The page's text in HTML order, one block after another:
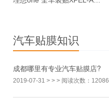
汽车贴膜知识
成都哪里有专业汽车贴膜店?
2019-07-31 > > > 阅读次数：12086